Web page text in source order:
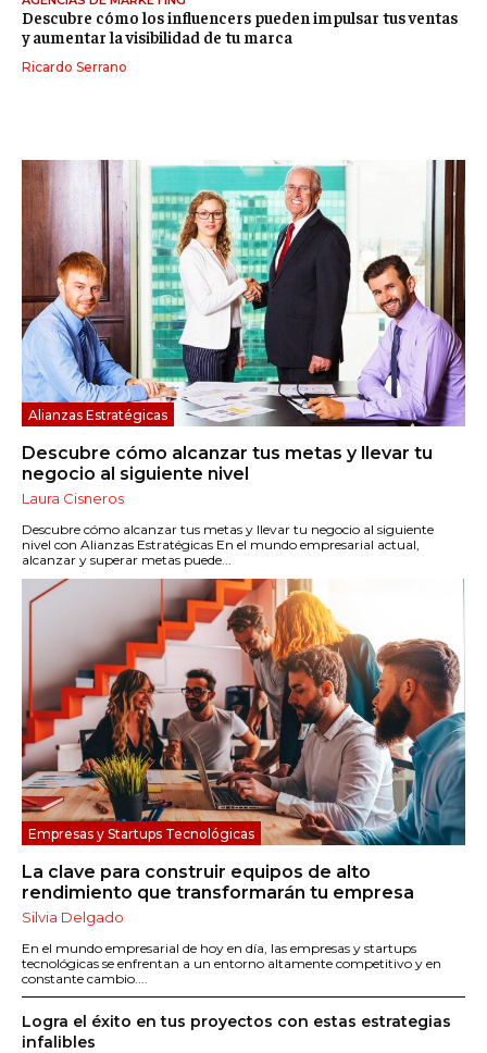
Alianzas Estratégicas
Descubre cómo alcanzar tus metas y llevar tu
negocio al siguiente nivel
Laura Cisneros
Descubre cómo alcanzar tus metas y llevar tu negocio al siguiente
nivel con Alianzas Estratégicas En el mundo empresarial actual,
alcanzar y superar metas puede...
Empresas y Startups Tecnológicas
La clave para construir equipos de alto
rendimiento que transformarán tu empresa
Silvia Delgado
En el mundo empresarial de hoy en día, las empresas y startups
tecnológicas se enfrentan a un entorno altamente competitivo y en
constante cambio....
Logra el éxito en tus proyectos con estas estrategias
infalibles
Descubre cómo los influencers pueden impulsar tus ventas
y aumentar la visibilidad de tu marca
Ricardo Serrano